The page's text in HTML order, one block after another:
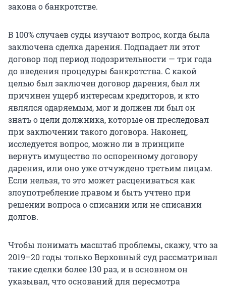
закона о банкротстве.
В 100% случаев суды изучают вопрос, когда была
заключена сделка дарения. Подпадает ли этот
договор под период подозрительности — три года
до введения процедуры банкротства. С какой
целью был заключен договор дарения, был ли
причинен ущерб интересам кредиторов, и кто
являлся одаряемым, мог и должен ли был он
знать о цели должника, которые он преследовал
при заключении такого договора. Наконец,
исследуется вопрос, можно ли в принципе
вернуть имущество по оспоренному договору
дарения, или оно уже отчуждено третьим лицам.
Если нельзя, то это может расцениваться как
злоупотребление правом и быть учтено при
решении вопроса о списании или не списании
долгов.
Чтобы понимать масштаб проблемы, скажу, что за
2019–20 годы только Верховный суд рассматривал
такие сделки более 130 раз, и в основном он
указывал, что оснований для пересмотра